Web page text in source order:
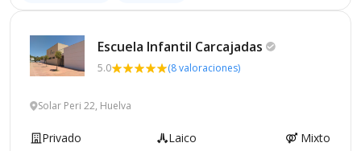
Escuela Infantil Carcajadas
5.0 (8 valoraciones)
Solar Peri 22, Huelva
Privado Laico
Mixto